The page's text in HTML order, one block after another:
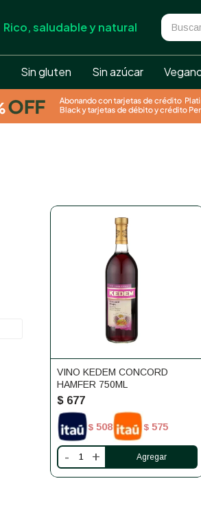
Rico, saludable y natural
Sin gluten Sin azúcar
VINO KEDEM CONCORD
HAMFER 750ML
$ 677
$ 508 $ 575
- +